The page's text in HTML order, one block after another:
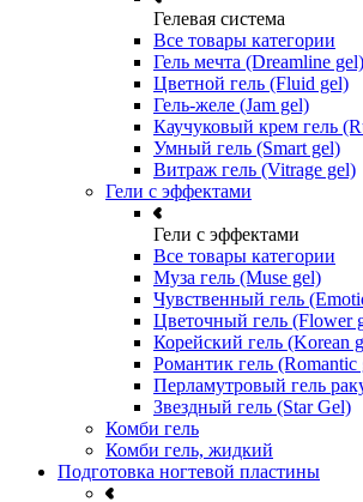
Гелевая система
Все товары категории
Гель мечта (Dreamline gel)
Цветной гель (Fluid gel)
Гель-желе (Jam gel)
Каучуковый крем гель
Умный гель (Smart gel)
Витраж гель (Vitrage gel)
Гели с эффектами
Гели с эффектами
Все товары категории
Муза гель (Muse gel)
Чувственный гель
Цветочный гель (Flower
Корейский гель (Korean
Романтик гель (Romantic
Перламутровый гель
Звездный гель (Star Gel)
Комби гель
Комби гель, жидкий
Подготовка ногтевой пластины